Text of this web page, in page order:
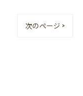
次のページ >